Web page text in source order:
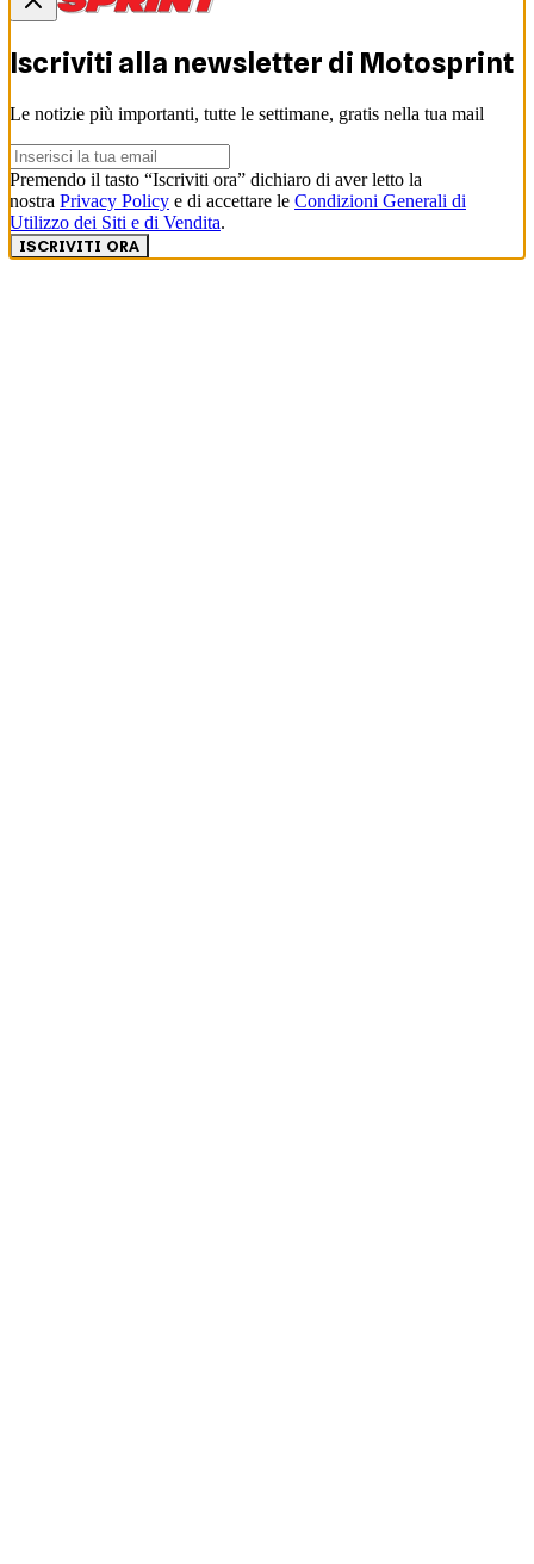
Iscriviti alla newsletter di Motosprint
Le notizie più importanti, tutte le settimane, gratis nella tua mail
Premendo il tasto “Iscriviti ora” dichiaro di aver letto la
nostra Privacy Policy e di accettare le Condizioni Generali di
Utilizzo dei Siti e di Vendita.
ISCRIVITI ORA